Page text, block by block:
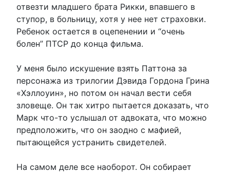
отвезти младшего брата Рикки, впавшего в
ступор, в больницу, хотя у нее нет страховки.
Ребенок остается в оцепенении и “очень
болен” ПТСР до конца фильма.
У меня было искушение взять Паттона за
персонажа из трилогии Дэвида Гордона Грина
«Хэллоуин», но потом он начал вести себя
зловеще. Он так хитро пытается доказать, что
Марк что-то услышал от адвоката, что можно
предположить, что он заодно с мафией,
пытающейся устранить свидетелей.
На самом деле все наоборот. Он собирает